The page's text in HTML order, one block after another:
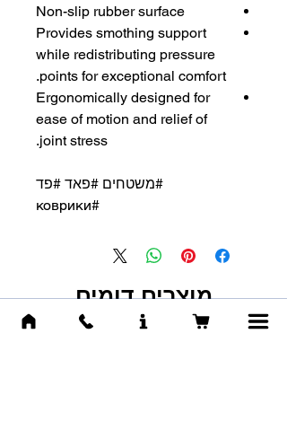
Non-slip rubber surface
Provides smothing support
while redistributing pressure
points for exceptional comfort.
Ergonomically designed for
ease of motion and relief of
joint stress.
#משטחים #פאד #פד
#коврики
מוצרים דומים